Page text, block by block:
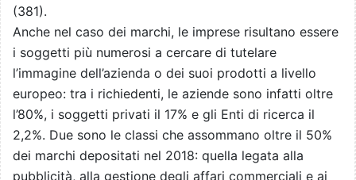
(381).
Anche nel caso dei marchi, le imprese risultano essere
i soggetti più numerosi a cercare di tutelare
l’immagine dell’azienda o dei suoi prodotti a livello
europeo: tra i richiedenti, le aziende sono infatti oltre
l’80%, i soggetti privati il 17% e gli Enti di ricerca il
2,2%. Due sono le classi che assommano oltre il 50%
dei marchi depositati nel 2018: quella legata alla
pubblicità, alla gestione degli affari commerciali e ai